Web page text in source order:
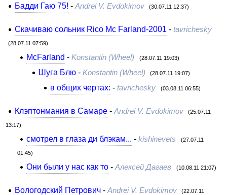
Бадди Гаю 75! - Andrei V. Evdokimov (30.07.11 12:37)
Скачиваю сольник Rico Mc Farland-2001 - tavrichesky
(28.07.11 07:59)
McFarland -Konstantin (Wheel) (28.07.11 19:03)
Шуга Блю- Konstantin (Wheel) (28.07.11 19:07)
в общих чертах: - tavrichesky (03.08.11 06:55)
Клэптонмания в Самаре- Andrei V. Evdokimov (25.07.11
13:17)
смотрел в глаза ди блэкам... -kishinevets (27.07.11
01:45)
Они были у нас как то -Алексей Дагаев (10.08.11 21:07)
Вологодский Петрович- Andrei V. Evdokimov (22.07.11